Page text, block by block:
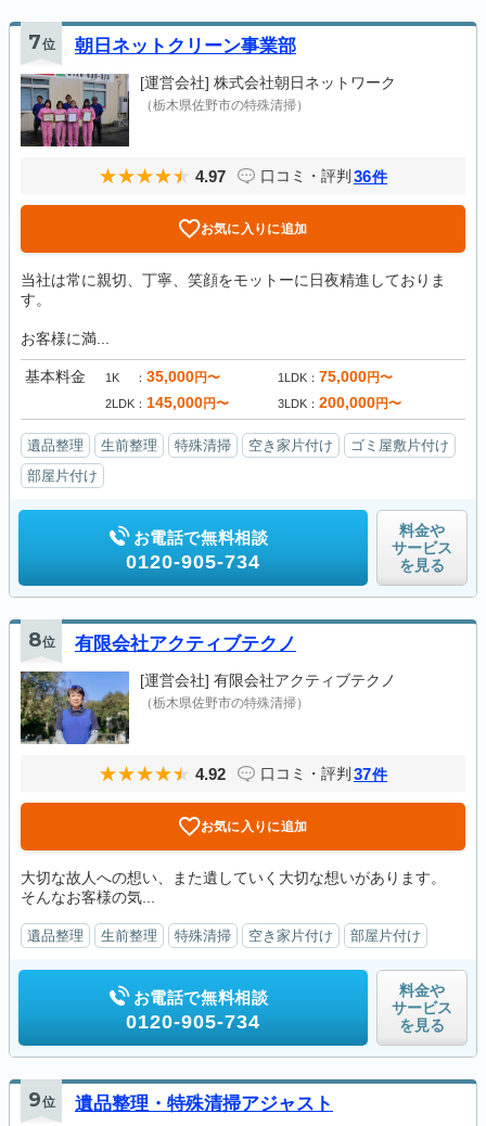
7位 朝日ネットクリーン事業部
[運営会社] 株式会社朝日ネットワーク
（栃木県佐野市の特殊清掃）
4.97 口コミ・評判 36件
お気に入りに追加
当社は常に親切、丁寧、笑顔をモットーに日夜精進しておりま
す。
お客様に満...
基本料金 1K 35,000円〜 1LDK 75,000円〜
2LDK 145,000円〜 3LDK 200,000円〜
遺品整理 生前整理 特殊清掃 空き家片付け
ゴミ屋敷片付け
部屋片付け
お電話で無料相談
0120-905-734
料金や
サービス
を見る
8位 有限会社アクティブテクノ
[運営会社] 有限会社アクティブテクノ
（栃木県佐野市の特殊清掃）
4.92 口コミ・評判 37件
お気に入りに追加
大切な故人への想い、また遺していく大切な想いがあります。
そんなお客様の気...
遺品整理 生前整理 特殊清掃 空き家片付け 部屋片付け
お電話で無料相談
0120-905-734
料金や
サービス
を見る
9位 遺品整理・特殊清掃アジャスト